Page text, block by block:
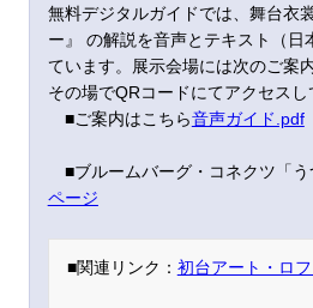
無料デジタルガイドでは、舞台衣
ー』 の解説を音声とテキスト（日
ています。展示会場には次のご案
その場でQRコードにてアクセスし
■ご案内はこちら音声ガイド.pdf
■ブルームバーグ・コネクツ「う
ページ
■関連リンク： 初台アート・ロフ